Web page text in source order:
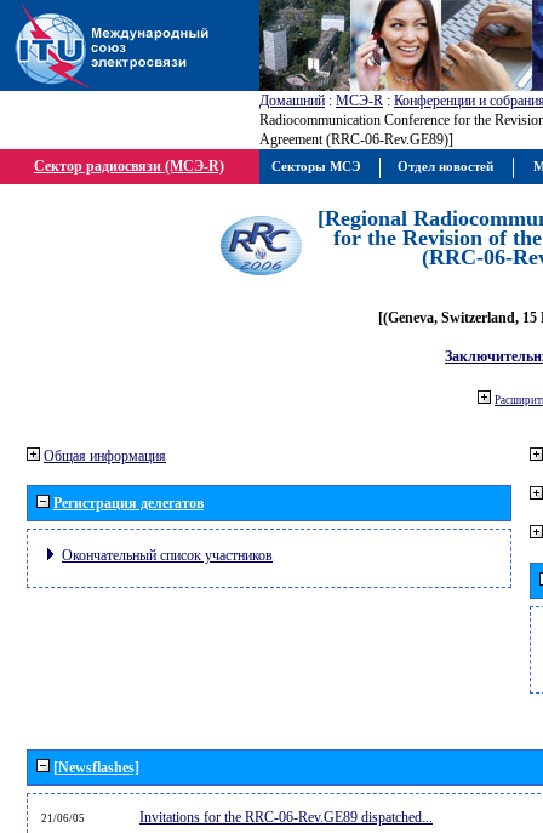
Домашний : МСЭ-R : Конференции и
Radiocommunication Conference for the
Agreement (RRC-06-Rev.GE89)]
Сектор радиосвязи (МСЭ-R)
[Regional
for the Revision of
(RRC-06-
[(Geneva, Switzerland, 15
Общая информация
Регистрация делегатов
Окончательный список участников
[Newsflashes]
21/06/05 Invitations for the RRC-06-Rev.GE89 dispatched...
Секторы МСЭ Отдел новостей